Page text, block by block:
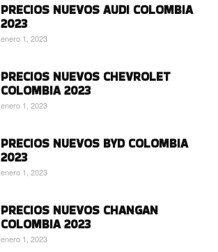
PRECIOS NUEVOS AUDI COLOMBIA
2023
enero 1, 2023
PRECIOS NUEVOS CHEVROLET
COLOMBIA 2023
enero 1, 2023
PRECIOS NUEVOS BYD COLOMBIA
2023
enero 1, 2023
PRECIOS NUEVOS CHANGAN
COLOMBIA 2023
enero 1, 2023